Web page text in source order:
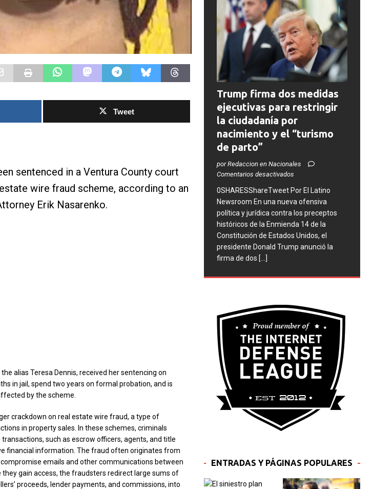
Tweet
sentenced in a Ventura County court
wire fraud scheme, according to an
Erik Nasarenko.
alias Teresa Dennis, received her sentencing on
in jail, spend two years on formal probation, and is
by the scheme.
crackdown on real estate wire fraud, a type of
in property sales. In these schemes, criminals
such as escrow officers, agents, and title
financial information. The fraud often originates from
emails and other communications between
gain access, the fraudsters redirect large sums of
proceeds, lender payments, and commissions, into
Trump firma dos medidas
ejecutivas para restringir
la ciudadanía por
nacimiento y el “turismo
de parto”
por Redaccion en Nacionales
Comentarios desactivados
0SHARESShareTweet ​Por El Latino
Newsroom ​En una nueva ofensiva
política y jurídica contra los preceptos
históricos de la Enmienda 14 de la
Constitución de Estados Unidos, el
presidente Donald Trump anunció la
firma de dos [...]
ENTRADAS Y PÁGINAS POPULARES